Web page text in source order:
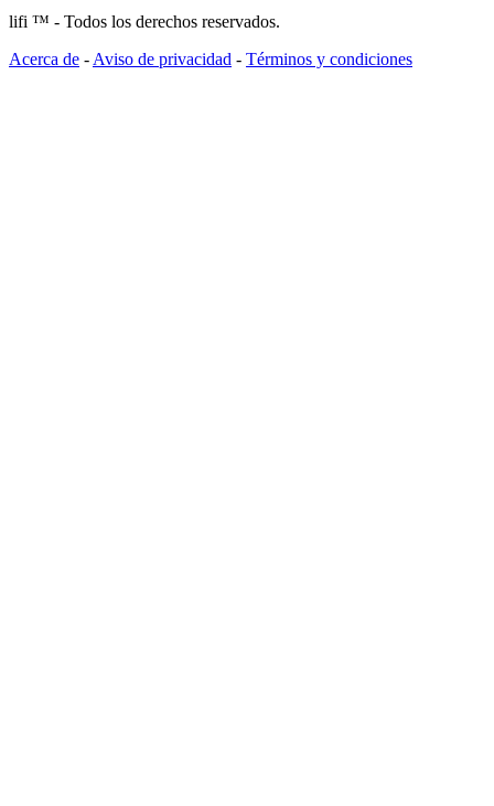
lifi ™ - Todos los derechos reservados.
Acerca de - Aviso de privacidad - Términos y condiciones